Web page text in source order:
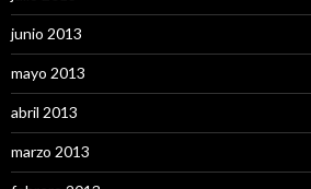
junio 2013
mayo 2013
abril 2013
marzo 2013